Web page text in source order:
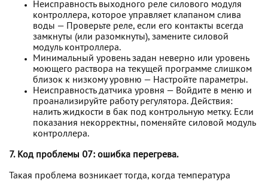
Неисправность выходного реле силового модуля
контроллера, которое управляет клапаном слива
воды — Проверьте реле, если его контакты всегда
замкнуты (или разомкнуты), замените силовой
модуль контроллера.
Минимальный уровень задан неверно или уровень
моющего раствора на текущей программе слишком
близок к низкому уровню — Настройте параметры.
Неисправность датчика уровня — Войдите в меню и
проанализируйте работу регулятора. Действия:
налить жидкости в бак под контрольную метку. Если
показания некорректны, поменяйте силовой модуль
контроллера.
7. Код проблемы 07: ошибка перегрева.
Такая проблема возникает тогда, когда температура